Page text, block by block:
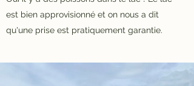
est bien approvisionné et on nous a dit
qu'une prise est pratiquement garantie.